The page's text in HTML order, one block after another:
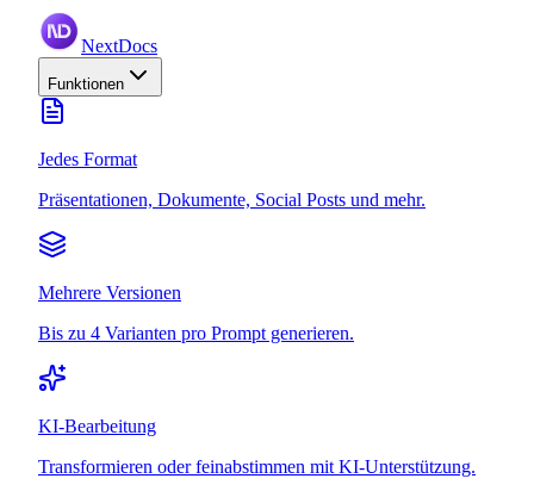
NextDocs
Funktionen
Jedes Format
Präsentationen, Dokumente, Social Posts und mehr.
Mehrere Versionen
Bis zu 4 Varianten pro Prompt generieren.
KI-Bearbeitung
Transformieren oder feinabstimmen mit KI-Unterstützung.